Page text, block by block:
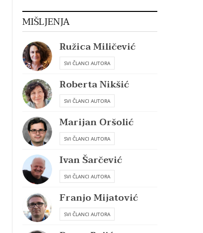
MIŠLJENJA
Ružica Miličević
SVI ČLANCI AUTORA
Roberta Nikšić
SVI ČLANCI AUTORA
Marijan Oršolić
SVI ČLANCI AUTORA
Ivan Šarčević
SVI ČLANCI AUTORA
Franjo Mijatović
SVI ČLANCI AUTORA